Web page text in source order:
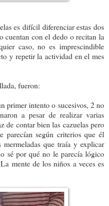
es difícil diferenciar estas dos
cuentan con el dedo o recitan la
caso, no es imprescindible
y repetir la actividad en el mes
fueron:
primer intento o sucesivos, 2 no
a pesar de realizar varias
de contar bien las cazuelas pero
parecían según criterios que él
que traía y explicar
sé por qué no le parecía lógico
mente de los niños a veces es